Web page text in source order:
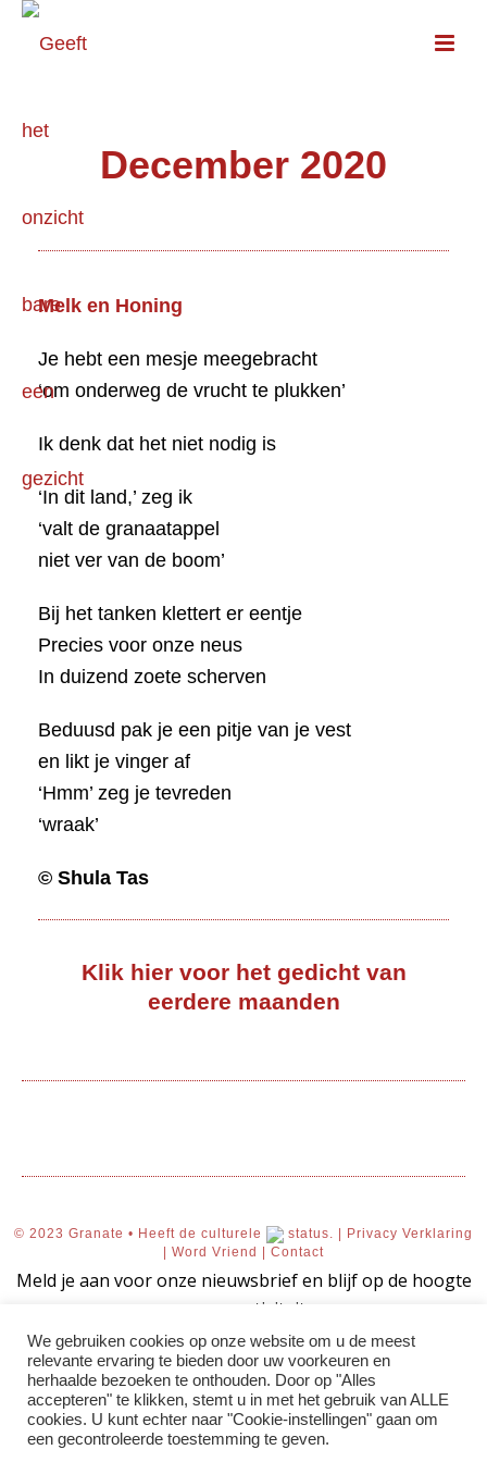
December 2020
Melk en Honing
Je hebt een mesje meegebracht
‘om onderweg de vrucht te plukken’
Ik denk dat het niet nodig is
‘In dit land,’ zeg ik
‘valt de granaatappel
niet ver van de boom’
Bij het tanken klettert er eentje
Precies voor onze neus
In duizend zoete scherven
Beduusd pak je een pitje van je vest
en likt je vinger af
‘Hmm’ zeg je tevreden
‘wraak’
© Shula Tas
Klik hier voor het gedicht van
eerdere maanden
© 2023 Granate • Heeft de culturele status. |
Privacy Verklaring
| Word Vriend | Contact
We gebruiken cookies op onze website om u de meest
relevante ervaring te bieden door uw voorkeuren en
herhaalde bezoeken te onthouden. Door op "Alles
accepteren" te klikken, stemt u in met het gebruik van ALLE
cookies. U kunt echter naar "Cookie-instellingen" gaan om
een ​​gecontroleerde toestemming te geven.
Meld je aan voor onze nieuwsbrief en blijf op de hoogte
van onze activiteiten.
AANMELDEN!
Uw aanmelding voor onze